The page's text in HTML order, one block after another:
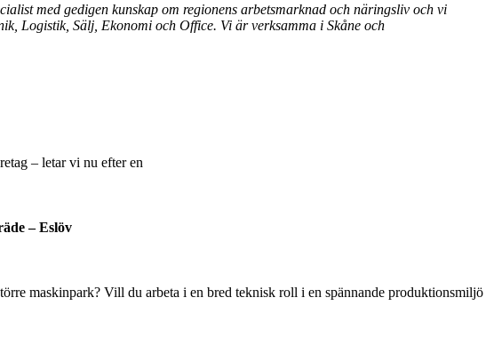
med gedigen kunskap om regionens arbetsmarknad och näringsliv och vi
Logistik, Sälj, Ekonomi och Office. Vi är verksamma i Skåne och
– letar vi nu efter en
– Eslöv
maskinpark? Vill du arbeta i en bred teknisk roll i en spännande produktionsmiljö